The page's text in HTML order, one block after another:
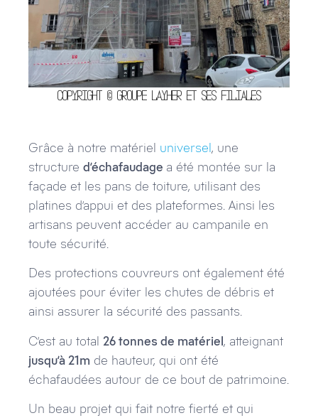
Copyright © Groupe Layher et ses filiales
Grâce à notre matériel universel, une
structure d’échafaudage a été montée sur la
façade et les pans de toiture, utilisant des
platines d’appui et des plateformes. Ainsi les
artisans peuvent accéder au campanile en
toute sécurité.
Des protections couvreurs ont également été
ajoutées pour éviter les chutes de débris et
ainsi assurer la sécurité des passants.
C’est au total 26 tonnes de matériel, atteignant
jusqu’à 21m de hauteur, qui ont été
échafaudées autour de ce bout de patrimoine.
Un beau projet qui fait notre fierté et qui